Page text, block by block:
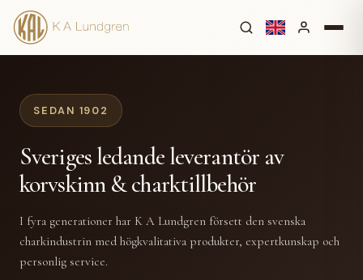
SEDAN 1902
Sveriges ledande leverantör av
korvskinn & charktillbehör
I fyra generationer har K A Lundgren försett den svenska
charkindustrin med högkvalitativa produkter, expertkunskap och
personlig service.